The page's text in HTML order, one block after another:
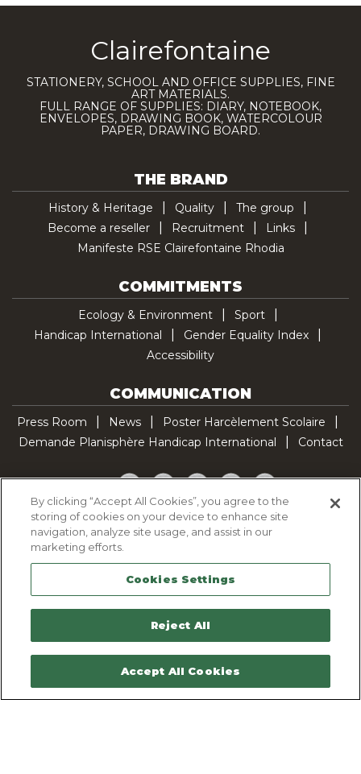
Clairefontaine
STATIONERY, SCHOOL AND OFFICE SUPPLIES, FINE
ART MATERIALS.
FULL RANGE OF SUPPLIES: DIARY, NOTEBOOK,
ENVELOPES, DRAWING BOOK, WATERCOLOUR
PAPER, DRAWING BOARD.
THE BRAND
History & Heritage Quality
The group
Become a reseller
Recruitment
Links
Manifeste RSE Clairefontaine Rhodia
COMMITMENTS
Ecology & Environment
Sport
Handicap International
Gender Equality Index
Accessibility
COMMUNICATION
Press Room News
Poster Harcèlement Scolaire
Demande Planisphère Handicap International
Contact
Facebook
TwitterYouTubePinterestTikTok
Cookie Policy
Legal Notice
Sitemap
Contactez-nous
By clicking “Accept All Cookies”, you agree to the
storing of cookies on your device to enhance site
navigation, analyze site usage, and assist in our
marketing efforts.
Cookies Settings
Reject All
Accept All Cookies